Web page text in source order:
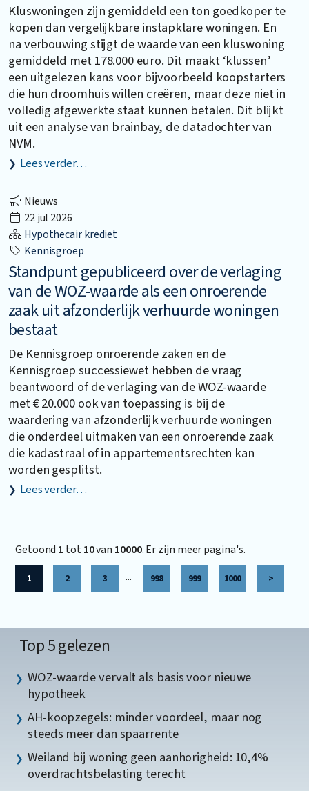
Kluswoningen zijn gemiddeld een ton goedkoper te
kopen dan vergelijkbare instapklare woningen. En
na verbouwing stijgt de waarde van een kluswoning
gemiddeld met 178.000 euro. Dit maakt ‘klussen’
een uitgelezen kans voor bijvoorbeeld koopstarters
die hun droomhuis willen creëren, maar deze niet in
volledig afgewerkte staat kunnen betalen. Dit blijkt
uit een analyse van brainbay, de datadochter van
NVM.
Lees verder…
Nieuws
22 jul 2026
Hypothecair krediet
Kennisgroep
Standpunt gepubliceerd over de verlaging
van de WOZ-waarde als een onroerende
zaak uit afzonderlijk verhuurde woningen
bestaat
De Kennisgroep onroerende zaken en de
Kennisgroep successiewet hebben de vraag
beantwoord of de verlaging van de WOZ-waarde
met € 20.000 ook van toepassing is bij de
waardering van afzonderlijk verhuurde woningen
die onderdeel uitmaken van een onroerende zaak
die kadastraal of in appartementsrechten kan
worden gesplitst.
Lees verder…
Getoond 1 tot10van 10000. Er zijn meer pagina's.
1 2 3 ... 998 999 1000 >
Top 5 gelezen
WOZ-waarde vervalt als basis voor nieuwe
hypotheek
AH-koopzegels: minder voordeel, maar nog
steeds meer dan spaarrente
Weiland bij woning geen aanhorigheid: 10,4%
overdrachtsbelasting terecht